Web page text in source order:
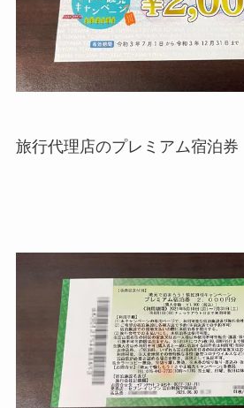
旅行代理店のプレミアム宿泊券